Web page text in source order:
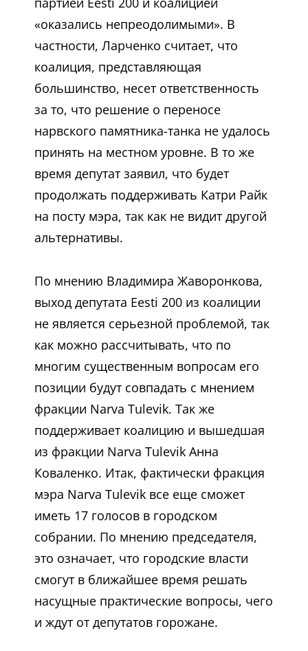
«оказались непреодолимыми». В
частности, Ларченко считает, что
коалиция, представляющая
большинство, несет ответственность
за то, что решение о переносе
нарвского памятника-танка не удалось
принять на местном уровне. В то же
время депутат заявил, что будет
продолжать поддерживать Катри Райк
на посту мэра, так как не видит другой
альтернативы.
По мнению Владимира Жаворонкова,
выход депутата Eesti 200 из коалиции
не является серьезной проблемой, так
как можно рассчитывать, что по
многим существенным вопросам его
позиции будут совпадать с мнением
фракции Narva Tulevik. Так же
поддерживает коалицию и вышедшая
из фракции Narva Tulevik Анна
Коваленко. Итак, фактически фракция
мэра Narva Tulevik все еще сможет
иметь 17 голосов в городском
собрании. По мнению председателя,
это означает, что городские власти
смогут в ближайшее время решать
насущные практические вопросы, чего
и ждут от депутатов горожане.